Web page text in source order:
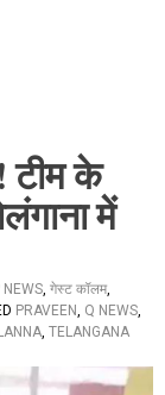
टीम के
में
NEWS, गेस्ट कॉलम,
PRAVEEN, Q NEWS,
, TELANGANA